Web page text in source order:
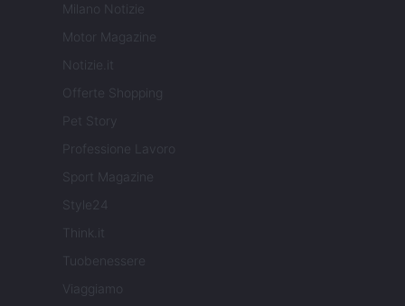
Milano Notizie
Motor Magazine
Notizie.it
Offerte Shopping
Pet Story
Professione Lavoro
Sport Magazine
Style24
Think.it
Tuobenessere
Viaggiamo